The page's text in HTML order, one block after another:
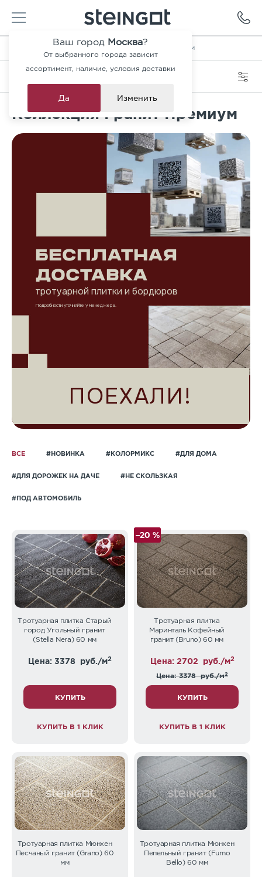
Ваш город Москва?
От выбранного города зависит
ассортимент, наличие, условия доставки
Да Изменить
Каталог — Коллекция Гранит Премиум
Коллекция Гранит Премиум
БЕСПЛАТНАЯ
ДОСТАВКА
тротуарной плитки и бордюров
Подробности уточняйте у менеджера.
ПОЕХАЛИ!
ВСЕ #НОВИНКА #КОЛОРМИКС #ДЛЯ ДОМА
#ДЛЯ ДОРОЖЕК НА ДАЧЕ #НЕ СКОЛЬЗКАЯ
#ПОД АВТОМОБИЛЬ
Тротуарная плитка Старый
город Угольный гранит
(Stella Nera) 60 мм
Цена: 3378 руб./м2
КУПИТЬ
КУПИТЬ В 1 КЛИК
–20 %
Тротуарная плитка
Маринталь Кофейный
гранит (Bruno) 60 мм
Цена: 2702 руб./м2
Цена: 3378руб./м2
КУПИТЬ
КУПИТЬ В 1 КЛИК
Тротуарная плитка Мюнхен
Песчаный гранит (Grano) 60
мм
Тротуарная плитка Мюнхен
Пепельный гранит (Fumo
Bello) 60 мм